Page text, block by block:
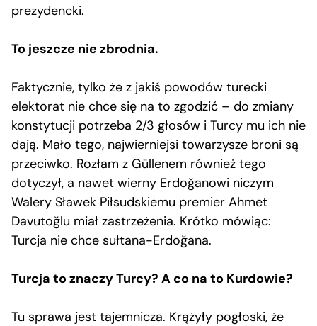
prezydencki.
To jeszcze nie zbrodnia.
Faktycznie, tylko że z jakiś powodów turecki
elektorat nie chce się na to zgodzić – do zmiany
konstytucji potrzeba 2/3 głosów i Turcy mu ich nie
dają. Mało tego, najwierniejsi towarzysze broni są
przeciwko. Rozłam z Güllenem również tego
dotyczył, a nawet wierny Erdoğanowi niczym
Walery Sławek Piłsudskiemu premier Ahmet
Davutoğlu miał zastrzeżenia. Krótko mówiąc:
Turcja nie chce sułtana-Erdoğana.
Turcja to znaczy Turcy? A co na to Kurdowie?
Tu sprawa jest tajemnicza. Krążyły pogłoski, że